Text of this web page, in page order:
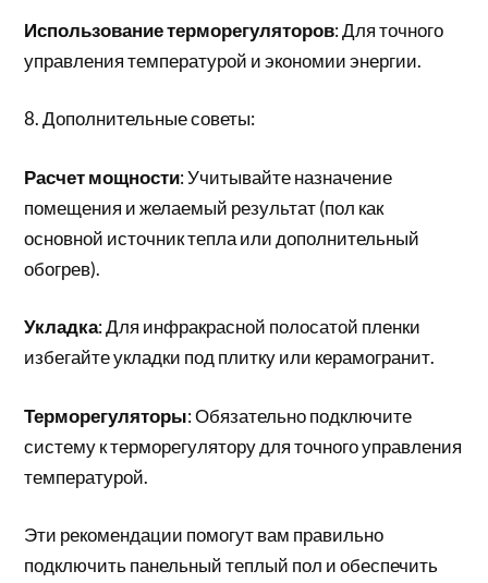
Использование терморегуляторов: Для точного
управления температурой и экономии энергии.
8. Дополнительные советы:
Расчет мощности: Учитывайте назначение
помещения и желаемый результат (пол как
основной источник тепла или дополнительный
обогрев).
Укладка: Для инфракрасной полосатой пленки
избегайте укладки под плитку или керамогранит.
Терморегуляторы: Обязательно подключите
систему к терморегулятору для точного управления
температурой.
Эти рекомендации помогут вам правильно
подключить панельный теплый пол и обеспечить